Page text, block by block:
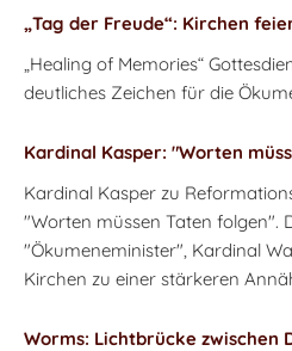
„Tag der Freude“: Kirchen
„Healing of Memories“
deutliches Zeichen für die
Kardinal Kasper: "Worten
Kardinal Kasper zu
"Worten müssen Taten folgen".
"Ökumeneminister", Kardinal
Kirchen zu einer stärkeren
Worms: Lichtbrücke zwischen